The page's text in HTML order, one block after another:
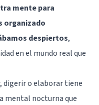
mente para
organizado
despiertos,
en el mundo real que
digerir o elaborar tiene
mental nocturna que